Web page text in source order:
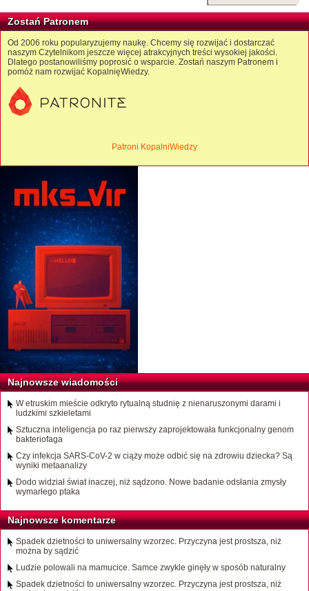
Zostań Patronem
Od 2006 roku popularyzujemy naukę. Chcemy się rozwijać i dostarczać
naszym Czytelnikom jeszcze więcej atrakcyjnych treści wysokiej jakości.
Dlatego postanowiliśmy poprosić o wsparcie. Zostań naszym Patronem i
pomóż nam rozwijać KopalnięWiedzy.
Patroni KopalniWiedzy
Najnowsze wiadomości
W etruskim mieście odkryto rytualną studnię z nienaruszonymi darami i
ludzkimi szkieletami
Sztuczna inteligencja po raz pierwszy zaprojektowała funkcjonalny genom
bakteriofaga
Czy infekcja SARS-CoV-2 w ciąży może odbić się na zdrowiu dziecka? Są
wyniki metaanalizy
Dodo widział świat inaczej, niż sądzono. Nowe badanie odsłania zmysły
wymarłego ptaka
Najnowsze komentarze
Spadek dzietności to uniwersalny wzorzec. Przyczyna jest prostsza, niż
można by sądzić
Ludzie polowali na mamucice. Samce zwykle ginęły w sposób naturalny
Spadek dzietności to uniwersalny wzorzec. Przyczyna jest prostsza, niż